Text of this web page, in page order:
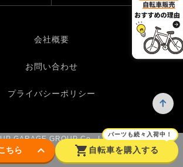
ちら keyboard_arrow_down shopping_cart
パーツも続々入荷中！
自転車を購入する
会社概要
お問い合わせ
プライバシーポリシー
GARAGE GROUP Co., Ltd.